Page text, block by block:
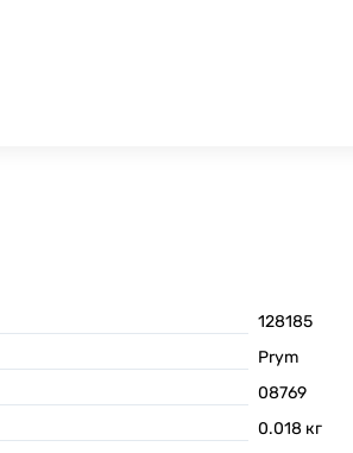
128185
Prym
08769
0.018 кг